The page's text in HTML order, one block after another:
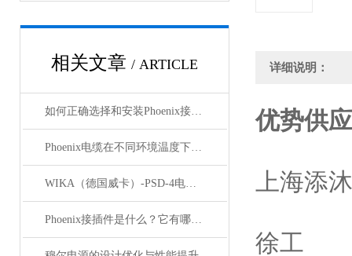
相关文章 / ARTICLE
如何正确选择和安装Phoenix接插件以确保其性能？
Phoenix电缆在不同环境温度下的性能表现如何？
WIKA（德国威卡）-PSD-4电子压力开关
Phoenix接插件是什么？它有哪些应用？
详细说明：
优势供
上海添
徐工